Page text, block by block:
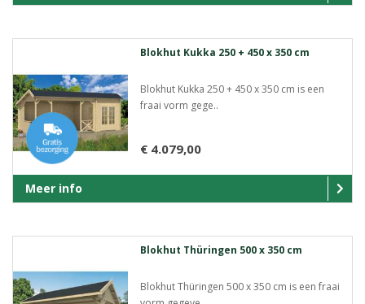
Blokhut Kukka 250 + 450 x 350 cm
Blokhut Kukka 250 + 450 x 350 cm is een
fraai vorm gege..
€ 4.079,00
Meer info
Blokhut Thüringen 500 x 350 cm
Blokhut Thüringen 500 x 350 cm is een fraai